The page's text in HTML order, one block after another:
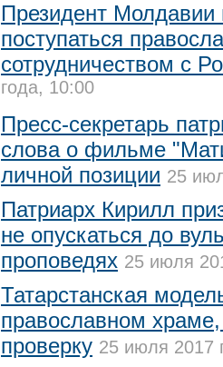
Президент Молдавии
поступаться
сотрудничеством с
года, 10:00
Пресс-секретарь
слова о фильме
личной позиции 25
Патриарх Кирилл
не опускаться до
проповедях 25 июля
Татарстанская
православном
проверку 25 июля 2017